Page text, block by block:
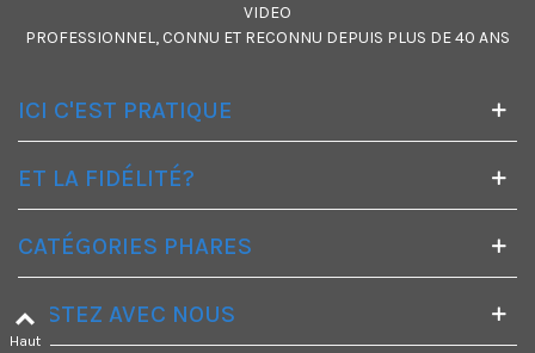
VIDEO
PROFESSIONNEL, CONNU ET RECONNU DEPUIS PLUS DE 40 ANS
ICI C'EST PRATIQUE
ET LA FIDÉLITÉ?
CATÉGORIES PHARES
RESTEZ AVEC NOUS
Haut